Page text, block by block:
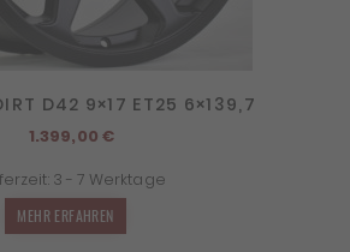
D42 9×17 ET25 6×139,7
1.399,00€
3 - 7 Werktage
MEHR ERFAHREN